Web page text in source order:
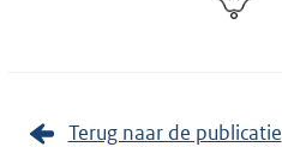
Terug naar de publicatie